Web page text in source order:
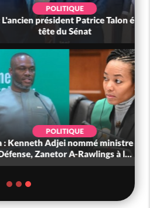
POLITIQUE
Patrice Talon élu à la
du Sénat
POLITIQUE
nommé ministre de la
A-Rawlings à l...